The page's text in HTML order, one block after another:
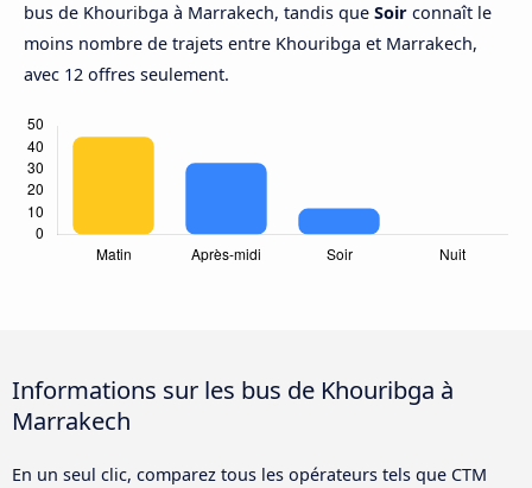
bus de Khouribga à Marrakech, tandis que Soir connaît le
moins nombre de trajets entre Khouribga et Marrakech,
avec 12 offres seulement.
Informations sur les bus de Khouribga à
Marrakech
En un seul clic, comparez tous les opérateurs tels que CTM